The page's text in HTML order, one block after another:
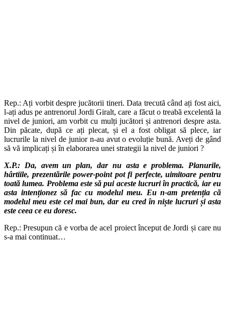
Rep.: Ați vorbit despre jucătorii tineri. Data trecută când ați fost aici,
l-ați adus pe antrenorul Jordi Giralt, care a făcut o treabă excelentă la
nivel de juniori, am vorbit cu mulți jucători și antrenori despre asta.
Din păcate, după ce ați plecat, și el a fost obligat să plece, iar
lucrurile la nivel de junior n-au avut o evoluție bună. Aveți de gând
să vă implicați și în elaborarea unei strategii la nivel de juniori ?
X.P.: Da, avem un plan, dar nu asta e problema. Planurile,
hârtiile, prezentările power-point pot fi perfecte, uimitoare pentru
toată lumea. Problema este să pui aceste lucruri în practică, iar eu
asta intenționez să fac cu modelul meu. Eu n-am pretenția că
modelul meu este cel mai bun, dar eu cred în niște lucruri și asta
este ceea ce eu doresc.
Rep.: Presupun că e vorba de acel proiect început de Jordi și care nu
s-a mai continuat…